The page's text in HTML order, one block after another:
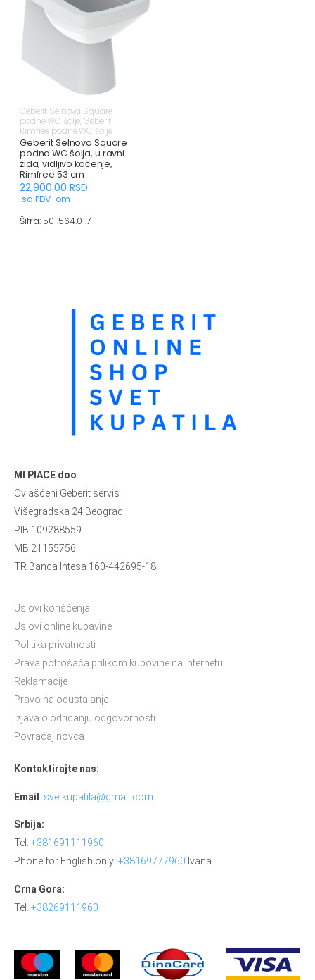
Geberit Selnova Square
podne WC šolje,Geberit
Rimfree podne WC šolje
Geberit Selnova Square
podna WC šolja, u ravni
zida, vidljivo kačenje,
Rimfree 53 cm
22,900.00 RSD
sa PDV-om
Šifra: 501.564.01.7
MI PIACE doo
Ovlašćeni Geberit servis
Višegradska 24 Beograd
PIB 109288559
MB 21155756
TR Banca Intesa 160-442695-18
Uslovi korišćenja
Uslovi online kupavine
Politika privatnosti
Prava potrošača prilikom kupovine na internetu
Reklamacije
Pravo na odustajanje
Izjava o odricanju odgovornosti
Povraćaj novca
Kontaktirajte nas:
Email : svetkupatila@gmail.com
Srbija:
Tel. +381691111960
Phone for English only: +38169777960 Ivana
Crna Gora:
Tel. +38269111960